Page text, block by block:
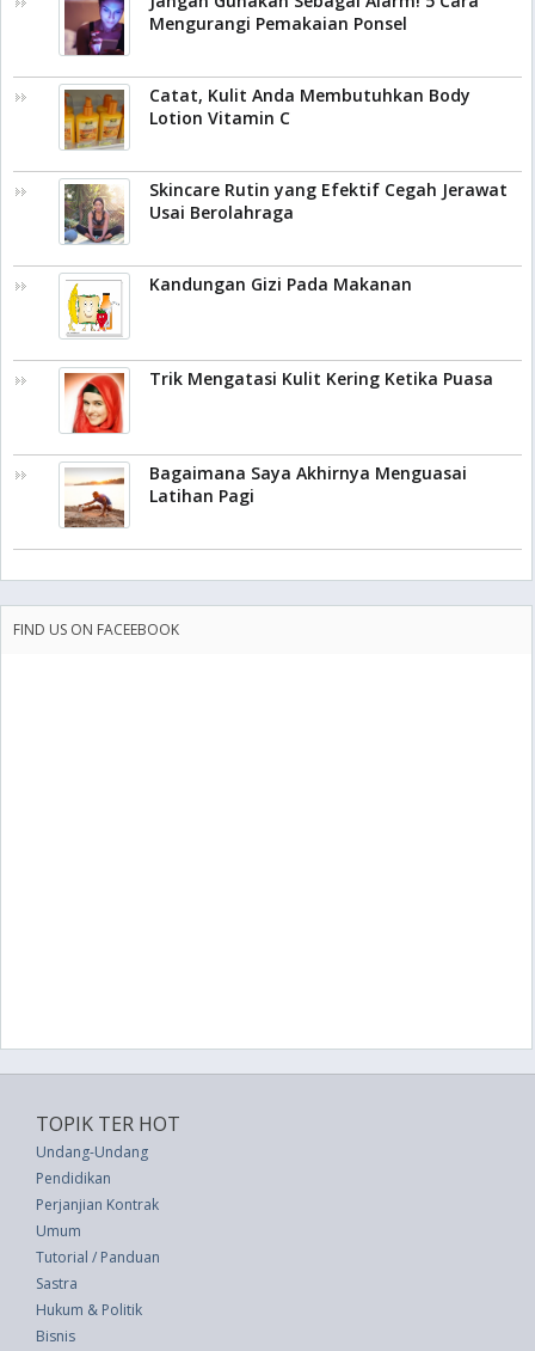
Mengurangi Pemakaian Ponsel
Catat, Kulit Anda Membutuhkan Body
Lotion Vitamin C
Skincare Rutin yang Efektif Cegah Jerawat
Usai Berolahraga
Kandungan Gizi Pada Makanan
Trik Mengatasi Kulit Kering Ketika Puasa
Bagaimana Saya Akhirnya Menguasai
Latihan Pagi
FIND US ON FACEEBOOK
TOPIK TER HOT
Undang-Undang
Pendidikan
Perjanjian Kontrak
Umum
Tutorial / Panduan
Sastra
Hukum & Politik
Bisnis